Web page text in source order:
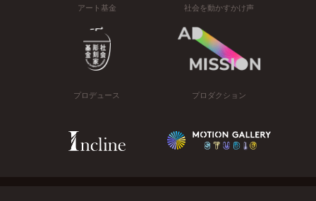
アート基金 社会を動かすかけ声
プロデュース プロダクション